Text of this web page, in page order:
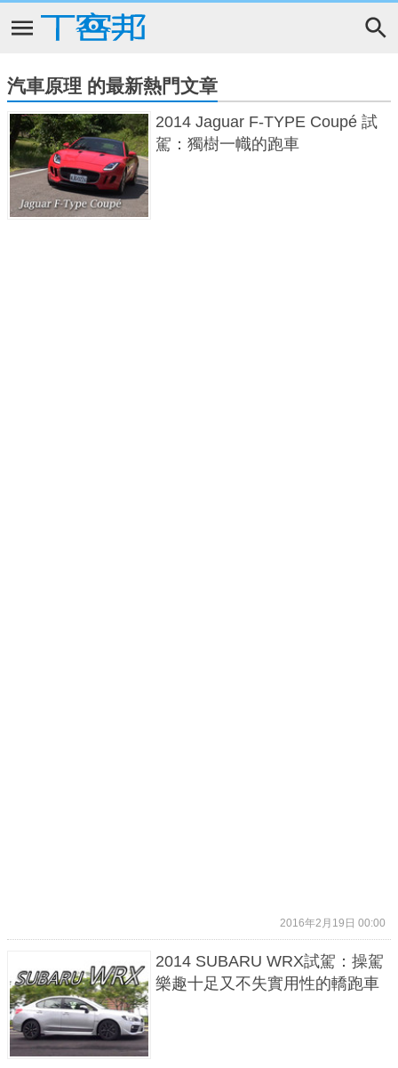
汽車原理 的最新熱門文章
2014 Jaguar F-TYPE Coupé 試
駕：獨樹一幟的跑車
2016年2月19日 00:00
2014 SUBARU WRX試駕：操駕
樂趣十足又不失實用性的轎跑車